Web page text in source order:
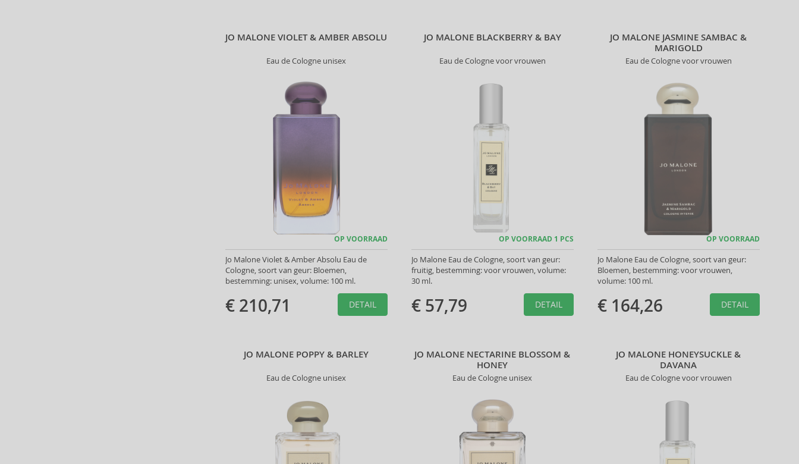
JO MALONE VIOLET & AMBER ABSOLU
Eau de Cologne unisex
OP VOORRAAD
Jo Malone Violet & Amber Absolu Eau de
Cologne, soort van geur: Bloemen,
bestemming: unisex, volume: 100 ml.
€ 210,71 DETAIL
JO MALONE BLACKBERRY & BAY
Eau de Cologne voor vrouwen
OP VOORRAAD 1 PCS
Jo Malone Eau de Cologne, soort van geur:
fruitig, bestemming: voor vrouwen, volume:
30 ml.
€ 57,79 DETAIL
JO MALONE JASMINE SAMBAC &
MARIGOLD
Eau de Cologne voor vrouwen
OP VOORRAAD
Jo Malone Eau de Cologne, soort van geur:
Bloemen, bestemming: voor vrouwen,
volume: 100 ml.
€ 164,26 DETAIL
JO MALONE POPPY & BARLEY
Eau de Cologne unisex
JO MALONE NECTARINE BLOSSOM &
HONEY
Eau de Cologne unisex
JO MALONE HONEYSUCKLE &
DAVANA
Eau de Cologne voor vrouwen